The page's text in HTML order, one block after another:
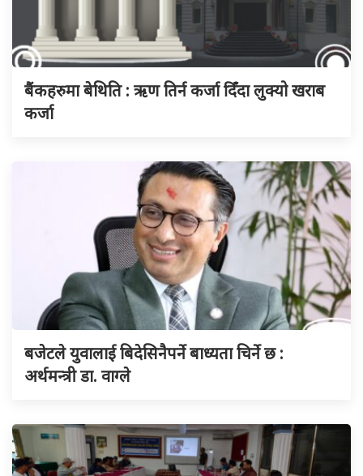
बैंकहरुमा बेथिति : ऋण तिर्न कर्जा दिँदा लुक्यो खराब
कर्जा
बजेटले युवालाई बिदेसिनैपर्ने बाध्यता चिर्ने छ :
अर्थमन्त्री डा. वाग्ले